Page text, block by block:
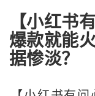
【小红书
爆款就能
据惨淡？